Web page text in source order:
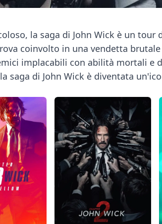
la saga di John Wick è un
coinvolto in una vendetta
implacabili con abilità mortali
saga di John Wick è diventata